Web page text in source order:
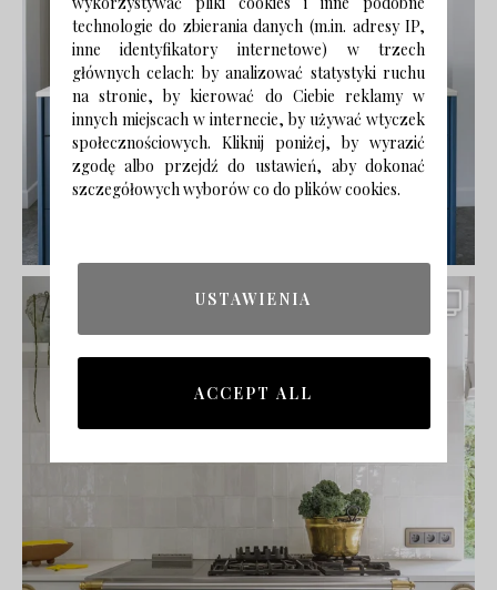
technologie do zbierania danych (m.in. adresy IP,
inne identyfikatory internetowe) w trzech
głównych celach: by analizować statystyki ruchu
na stronie, by kierować do Ciebie reklamy w
innych miejscach w internecie, by używać wtyczek
społecznościowych. Kliknij poniżej, by wyrazić
zgodę albo przejdź do ustawień, aby dokonać
szczegółowych wyborów co do plików cookies.
USTAWIENIA
ACCEPT ALL